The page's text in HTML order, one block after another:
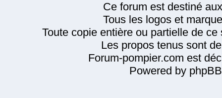
Ce forum est destiné
Tous les logos et
Toute copie entière ou partielle de
Les propos tenus sont
Forum-pompier.com est
Powered by